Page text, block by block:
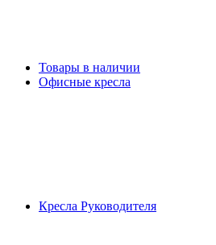
Товары в наличии
Офисные кресла
Кресла Руководителя